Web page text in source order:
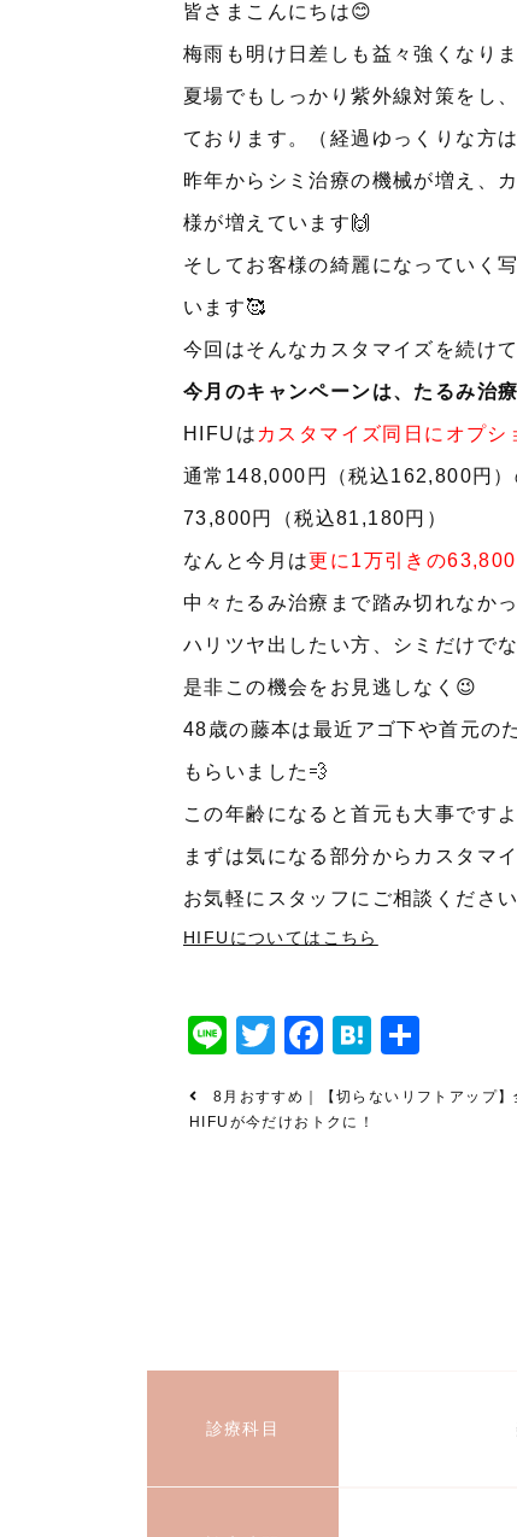
皆さまこんにちは😊
梅雨も明け 日差しも益々強くなり
夏場でもしっかり紫外線対策をし
ております。（経過ゆっくりな方
昨年からシミ治療の機械が増え、
様が増えています🙌
そしてお客様の綺麗になっていく
います🥰
今回はそんなカスタマイズを続け
今月のキャンペーンは、たるみ治
HIFUは カスタマイズ同日にオプ
通常 148,000 円（税込162,800円
73,800円（税込81,180円）
なんと今月は更に1万引きの
中々たるみ治療まで踏み切れなか
ハリツヤ出したい方、シミだけで
是非この機会をお見逃しなく😉
48歳の藤本は最近アゴ下や首元の
もらいました💨
この年齢になると首元も大事です
まずは気になる部分からカスタマ
お気軽にスタッフにご相談くださ
HIFUについてはこちら
LineTwitter
Facebook
Hatena
8月おすすめ｜【切らないリフトアップ】
HIFUが今だけおトクに！
診療科目